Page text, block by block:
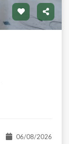
06/08/2026